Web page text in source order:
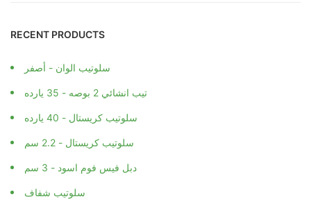
RECENT PRODUCTS
سلوتيب الوان - أصفر
تيب انشائي 2 بوصه - 35 يارده
سلوتيب كريستال - 40 يارده
سلوتيب كريستال - 2.2 سم
دبل فيس فوم اسود - 3 سم
سلوتيب شفاف